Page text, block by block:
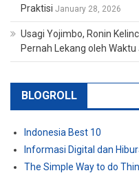
Praktisi January 28, 2026
Usagi Yojimbo, Ronin
Pernah Lekang oleh Waktu
BLOGROLL
Indonesia Best 10
Informasi Digital dan
The Simple Way to do